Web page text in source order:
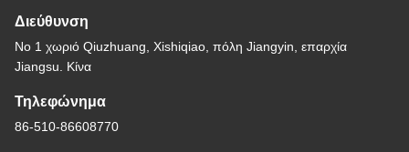
Διεύθυνση
Νο 1 χωριό Qiuzhuang, Xishiqiao, πόλη Jiangyin, επαρχία
Jiangsu. Κίνα
Τηλεφώνημα
86-510-86608770